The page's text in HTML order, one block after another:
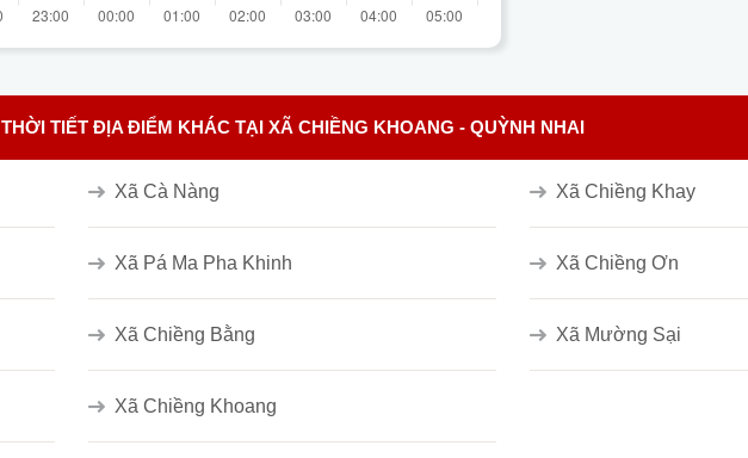
THỜI TIẾT ĐỊA ĐIỂM KHÁC TẠI XÃ CHIỀNG KHOANG - QUỲNH NHAI
Xã Cà Nàng Xã Chiềng Khay
Xã Pá Ma Pha Khinh Xã Chiềng Ơn
Xã Chiềng Bằng Xã Mường Sại
Xã Chiềng Khoang